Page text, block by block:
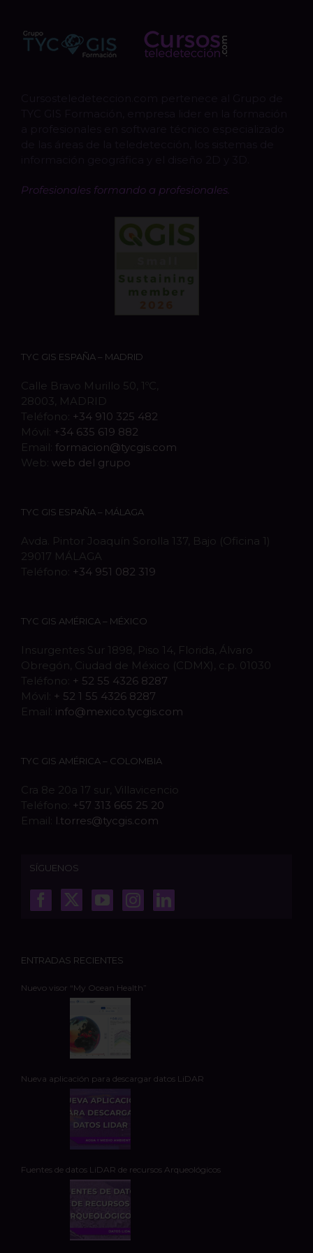
Profesionales formando a profesionales.
TYC GIS ESPAÑA – MADRID
Calle Bravo Murillo 50, 1ºC,
28003, MADRID
Teléfono: +34 910 325 482
Móvil: +34 635 619 882
Email: formacion@tycgis.com
Web: web del grupo
TYC GIS ESPAÑA – MÁLAGA
Avda. Pintor Joaquín Sorolla 137, Bajo (Oficina 1)
29017 MÁLAGA
Teléfono: +34 951 082 319
TYC GIS AMÉRICA – MÉXICO
Insurgentes Sur 1898, Piso 14, Florida, Álvaro
Obregón, Ciudad de México (CDMX), c.p. 01030
Teléfono: + 52 55 4326 8287
Móvil: + 52 1 55 4326 8287
Email: info@mexico.tycgis.com
TYC GIS AMÉRICA – COLOMBIA
Cra 8e 20a 17 sur, Villavicencio
Teléfono: +57 313 665 25 20
Email: l.torres@tycgis.com
SÍGUENOS
ENTRADAS RECIENTES
Nuevo visor “My Ocean Health”
Nueva aplicación para descargar datos LiDAR
Fuentes de datos LiDAR de recursos Arqueológicos